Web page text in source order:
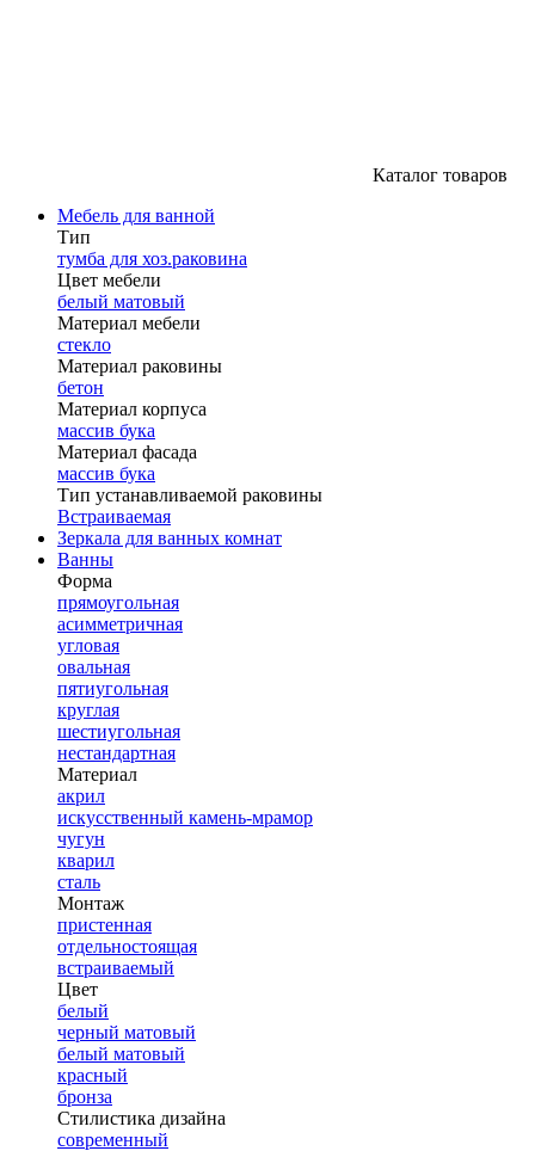
Каталог товаров
Мебель для ванной
Тип
тумба для хоз.раковина
Цвет мебели
белый матовый
Материал мебели
стекло
Материал раковины
бетон
Материал корпуса
массив бука
Материал фасада
массив бука
Тип устанавливаемой раковины
Встраиваемая
Зеркала для ванных комнат
Ванны
Форма
прямоугольная
асимметричная
угловая
овальная
пятиугольная
круглая
шестиугольная
нестандартная
Материал
акрил
искусственный камень-мрамор
чугун
кварил
сталь
Монтаж
пристенная
отдельностоящая
встраиваемый
Цвет
белый
черный матовый
белый матовый
красный
бронза
Стилистика дизайна
современный